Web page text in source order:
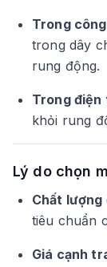
Trong
trong dây
rung động.
Trong điện
khỏi rung
Lý do chọn
Chất lượng
tiêu chuẩn
Giá cạnh